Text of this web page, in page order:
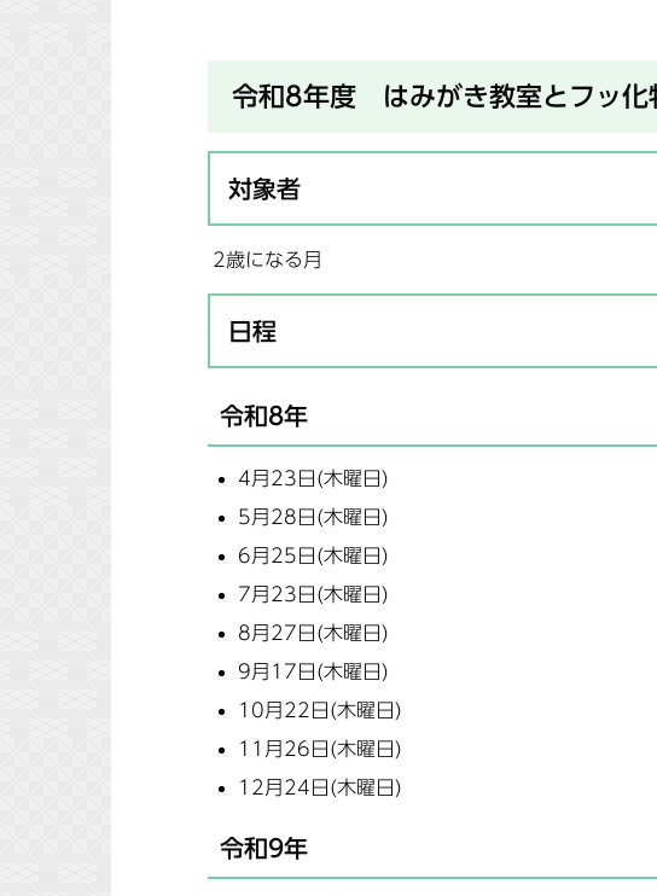
令和8年度 はみがき教室とフッ化
対象者
2歳になる月
日程
令和8年
4月23日(木曜日)
5月28日(木曜日)
6月25日(木曜日)
7月23日(木曜日)
8月27日(木曜日)
9月17日(木曜日)
10月22日(木曜日)
11月26日(木曜日)
12月24日(木曜日)
令和9年